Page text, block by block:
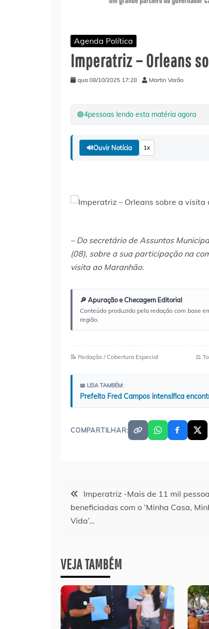
Agenda Política
Imperatriz – Orleans
qua 08/10/2025 17:28 Martin Varão
🟢4pessoas lendo esta matéria agora
🔊Ouvir Notícia 1x
– Do secretário de Assuntos
(08), sobre a sua participação na
visita ao Maranhão.
🔎 Apuração e Checagem Editorial
Conteúdo produzido pela redação com base
região.
📝 Redação / Cobertura Especial ⚖️
📖 LEIA TAMBÉM:
Prefeito Fred Campos intensifica
COMPARTILHAR:
Navegação
de
Imperatriz -Mais de 11 mil
beneficiadas com o ‘Minha Casa,
Vida’…
VEJA TAMBÉM